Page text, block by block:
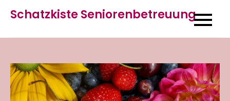
content
Schatzkiste Seniorenbetreuung